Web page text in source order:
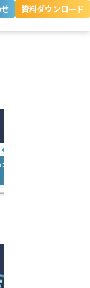
資料ダウンロード